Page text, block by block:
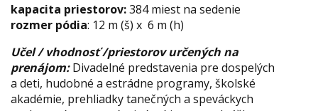
kapacita priestorov:384 miest na sedenie
rozmer pódia: 12 m (š) x 6 m (h)
Učel / vhodnosť /priestorov určených na
prenájom: Divadelné predstavenia pre dospelých
a deti, hudobné a estrádne programy, školské
akadémie, prehliadky tanečných a speváckych